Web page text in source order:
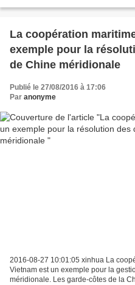
La coopération
exemple pour la
de Chine méridionale
Publié le 27/08/2016 à 17:06
Par anonyme
2016-08-27 10:01:05 xinhua La
Vietnam est un exemple pour la
méridionale. Les garde-côtes de la